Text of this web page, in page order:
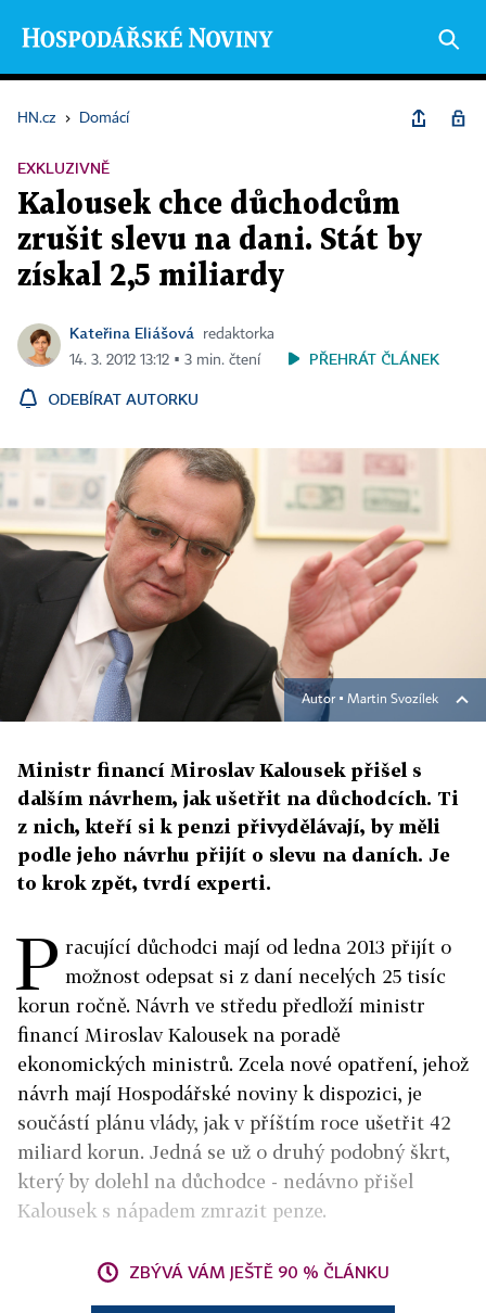
HN.cz › Domácí
EXKLUZIVNĚ
Kalousek chce důchodcům
zrušit slevu na dani. Stát by
získal 2,5 miliardy
Kateřina Eliášová
redaktorka
14. 3. 2012 13:12 ▪ 3 min. čtení
PŘEHRÁT ČLÁNEK
ODEBÍRAT AUTORKU
Autor ▪ Martin Svozílek
Ministr financí Miroslav Kalousek přišel s
dalším návrhem, jak ušetřit na důchodcích. Ti
z nich, kteří si k penzi přivydělávají, by měli
podle jeho návrhu přijít o slevu na daních. Je
to krok zpět, tvrdí experti.
P racující důchodci mají od ledna 2013 přijít o
možnost odepsat si z daní necelých 25 tisíc
korun ročně. Návrh ve středu předloží ministr
financí Miroslav Kalousek na poradě
ekonomických ministrů. Zcela nové opatření, jehož
návrh mají Hospodářské noviny k dispozici, je
součástí plánu vlády, jak v příštím roce ušetřit 42
miliard korun. Jedná se už o druhý podobný škrt,
který by dolehl na důchodce - nedávno přišel
Kalousek s nápadem zmrazit penze.
ZBÝVÁ VÁM JEŠTĚ 90 % ČLÁNKU